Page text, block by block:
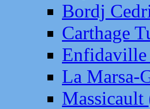
Bordj
Carthage
La Marsa-